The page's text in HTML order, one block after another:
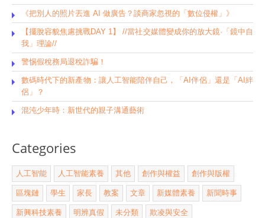
《把別人的照片丟進 AI 做廣告？談商家忽視的「數位侵權」》
【擺脫容貌焦慮挑戰DAY 1】 //當社交媒體變成你的放大鏡·「鏡中自
我」理論//
警惕假稅務局退稅詐騙！
數碼時代下的新產物：讓人工智能陪伴自己，「AI伴侶」還是「AI絆
侶」？
混沌少年時：新世代的親子溝通藝術
Categories
人工智能 人工智能素養 其他 創作與權益 創作與版權
區塊鏈 學生 家長 教案 文章 新媒體素養 新聞時事
新興科技素養 明辨真假 未分類 欺凌與安全